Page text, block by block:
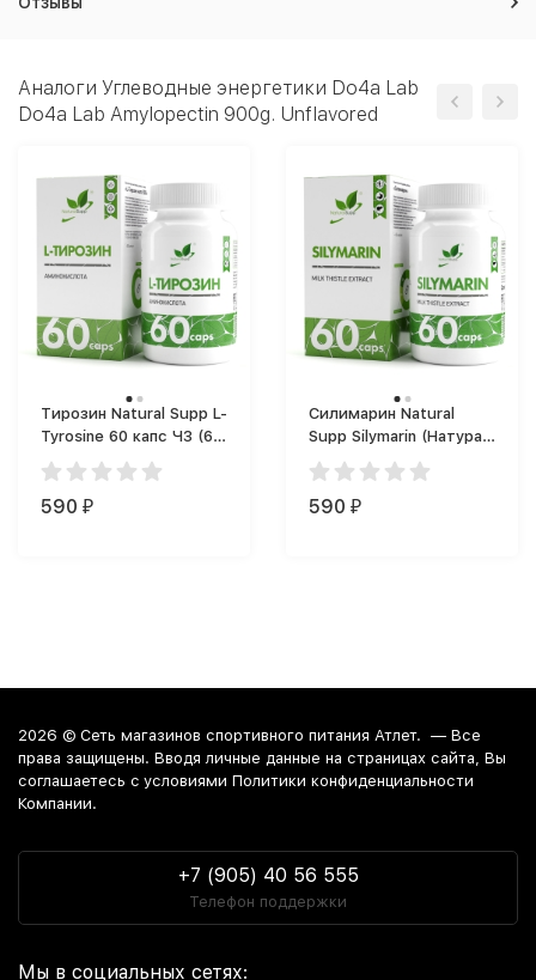
Аналоги Углеводные энергетики Do4a Lab
Do4a Lab Amylopectin 900g. Unflavored
Тирозин Natural Supp L-
Tyrosine 60 капс ЧЗ (60
капс.)
590 ₽
Силимарин Natural
Supp Silymarin (Натурал
Суп) 60 капс ЧЗ (60
капс.)
590 ₽
2026 © Сеть магазинов спортивного питания Атлет. — Все
права защищены. Вводя личные данные на страницах сайта, Вы
соглашаетесь c условиями Политики конфиденциальности
Компании.
+7 (905) 40 56 555
Телефон поддержки
Мы в социальных сетях: